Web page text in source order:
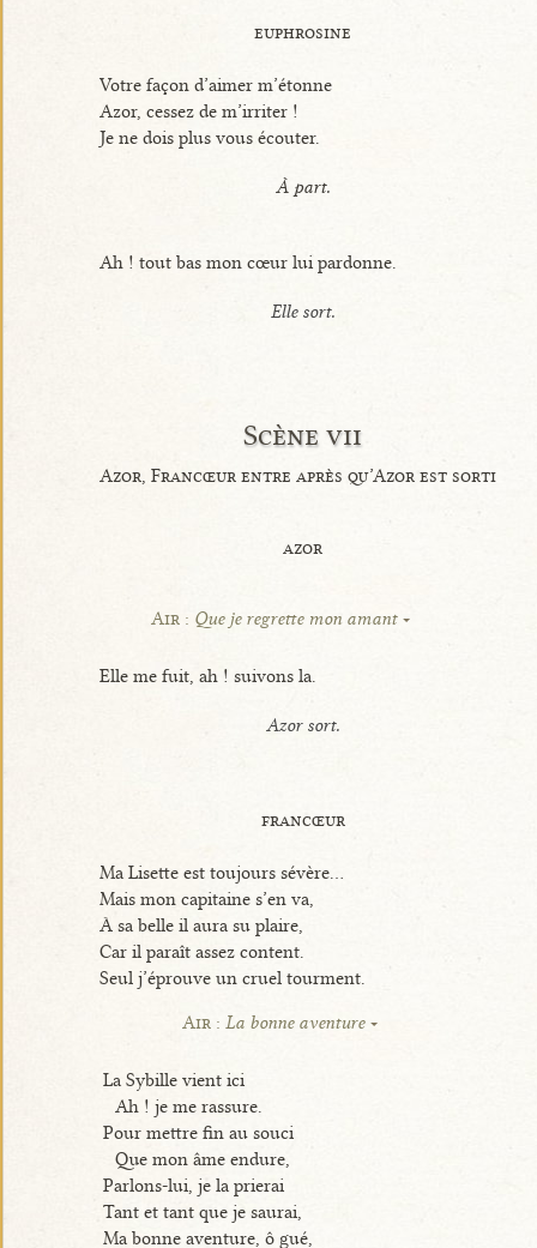
euphrosine
Votre façon d’aimer m’étonne
Azor, cessez de m’irriter !
Je ne dois plus vous écouter.
À part.
Ah ! tout bas mon cœur lui pardonne.
Elle sort.
Scène vii
Azor, Francœur entre après qu’Azor est sorti
azor
Air : Que je regrette mon amant
Elle me fuit, ah ! suivons la.
Azor sort.
francœur
Ma Lisette est toujours sévère...
Mais mon capitaine s’en va,
À sa belle il aura su plaire,
Car il paraît assez content.
Seul j’éprouve un cruel tourment.
Air :La bonne aventure
La Sybille vient ici
Ah ! je me rassure.
Pour mettre fin au souci
Que mon âme endure,
Parlons-lui, je la prierai
Tant et tant que je saurai,
Ma bonne aventure, ô gué,